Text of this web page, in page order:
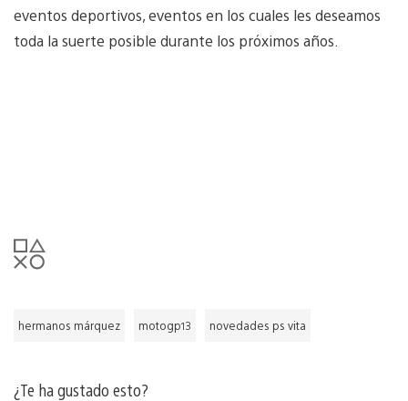
eventos deportivos, eventos en los cuales les deseamos
toda la suerte posible durante los próximos años.
hermanos márquez motogp13 novedades ps vita
¿Te ha gustado esto?